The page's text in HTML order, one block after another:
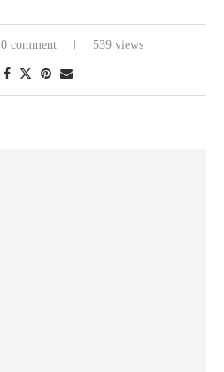
0 comment 539 views